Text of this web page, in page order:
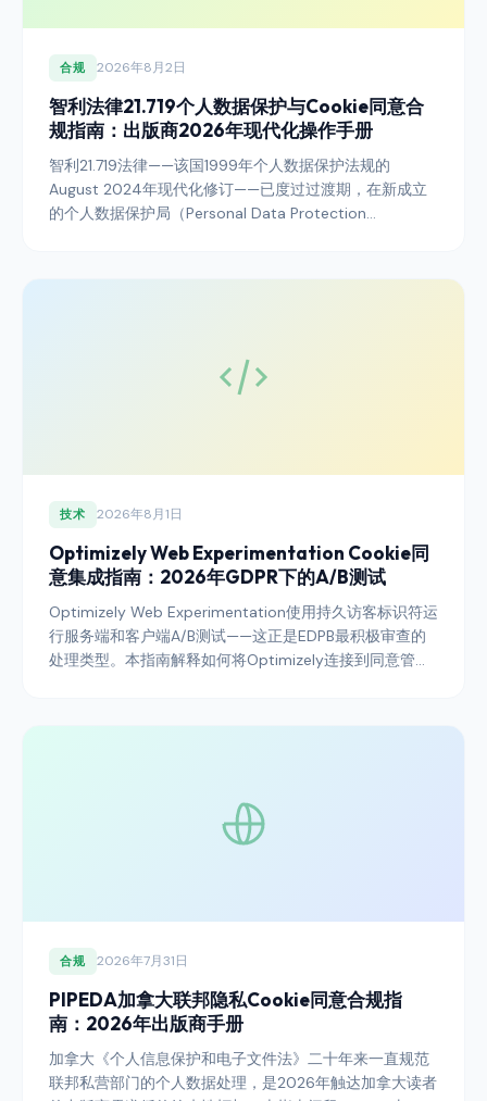
合规 2026年8月2日
智利法律21.719个人数据保护与Cookie同意合
规指南：出版商2026年现代化操作手册
智利21.719法律——该国1999年个人数据保护法规的
August 2024年现代化修订——已度过过渡期，在新成立
的个人数据保护局（Personal Data Protection
制、横幅架构、审计日志和跨境数据传输披露调整至符合
技术 2026年8月1日
Optimizely Web Experimentation Cookie同
意集成指南：2026年GDPR下的A/B测试
Optimizely Web Experimentation使用持久访客标识符运
行服务端和客户端A/B测试——这正是EDPB最积极审查的
处理类型。本指南解释如何将Optimizely连接到同意管理
合规 2026年7月31日
PIPEDA加拿大联邦隐私Cookie同意合规指
南：2026年出版商手册
加拿大《个人信息保护和电子文件法》二十年来一直规范
联邦私营部门的个人数据处理，是2026年触达加拿大读者